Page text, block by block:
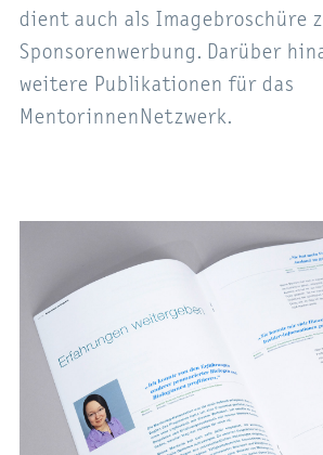
dient auch als Imagebroschüre
Sponsorenwerbung. Darüber
weitere Publikationen für das
MentorinnenNetzwerk.